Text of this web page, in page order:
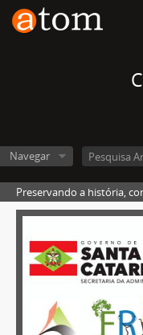
Navegar
Preservando a história,